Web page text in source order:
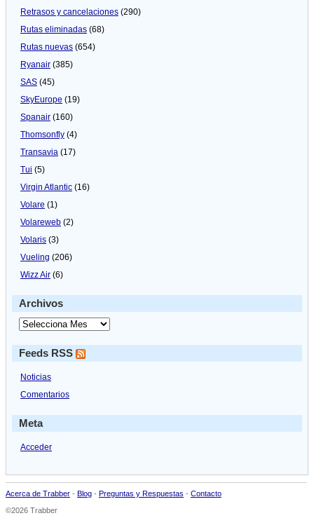
Retrasos y cancelaciones (290)
Rutas eliminadas (68)
Rutas nuevas (654)
Ryanair (385)
SAS (45)
SkyEurope (19)
Spanair (160)
Thomsonfly (4)
Transavia (17)
Tui (5)
Virgin Atlantic (16)
Volare (1)
Volareweb (2)
Volaris (3)
Vueling (206)
Wizz Air (6)
Archivos
Feeds RSS
Noticias
Comentarios
Meta
Acceder
Acerca de Trabber - Blog - Preguntas y Respuestas - Contacto
©2026 Trabber